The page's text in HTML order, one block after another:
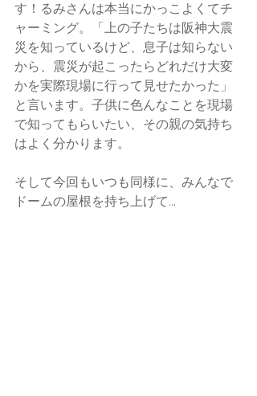
す！るみさんは本当にかっこよくてチ
ャーミング。「上の子たちは阪神大震
災を知っているけど、息子は知らない
から、震災が起こったらどれだけ大変
かを実際現場に行って見せたかった」
と言います。子供に色んなことを現場
で知ってもらいたい、その親の気持ち
はよく分かります。
そして今回もいつも同様に、みんなで
ドームの屋根を持ち上げて...